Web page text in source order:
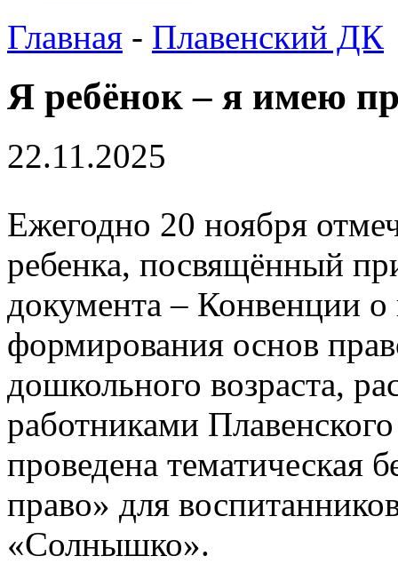
Главная - Плавенский ДК
Я ребёнок – я имею
22.11.2025
Ежегодно 20 ноября
ребенка, посвящённый
документа – Конвенции
формирования основ
дошкольного возраста,
работниками
проведена тематическая
право» для
«Солнышко».